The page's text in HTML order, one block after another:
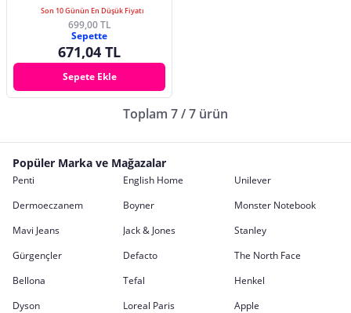
Son 10 Günün En Düşük Fiyatı
699,00 TL
Sepette
671,04 TL
Sepete Ekle
Toplam 7 / 7 ürün
Popüler Marka ve Mağazalar
Penti English Home
Unilever
Dermoeczanem
Boyner
Monster Notebook
Mavi Jeans
Jack & Jones
Stanley
Gürgençler
Defacto
The North Face
Bellona
Tefal
Henkel
Dyson
Loreal Paris Apple